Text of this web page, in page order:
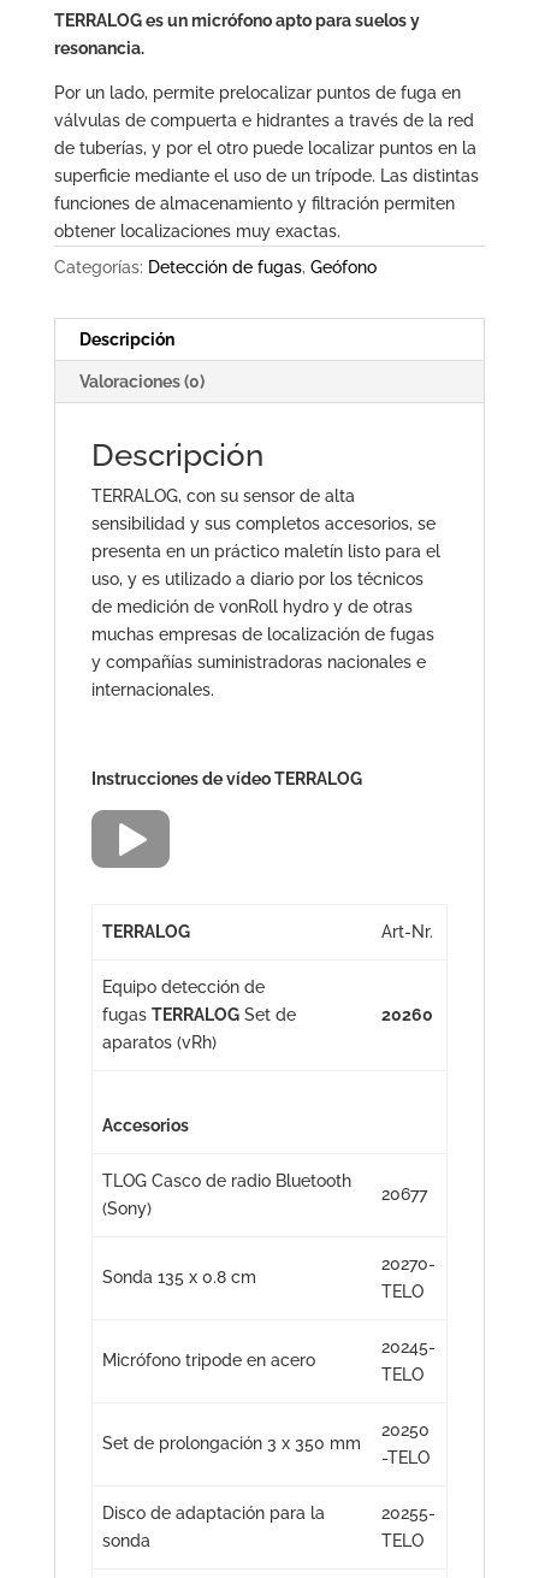
TERRALOG es un micrófono apto para suelos y
resonancia.
Por un lado, permite prelocalizar puntos de fuga en
válvulas de compuerta e hidrantes a través de la red
de tuberías, y por el otro puede localizar puntos en la
superficie mediante el uso de un trípode. Las distintas
funciones de almacenamiento y filtración permiten
obtener localizaciones muy exactas.
Categorías: Detección de fugas, Geófono
Descripción
Valoraciones (0)
Descripción
TERRALOG, con su sensor de alta
sensibilidad y sus completos accesorios, se
presenta en un práctico maletín listo para el
uso, y es utilizado a diario por los técnicos
de medición de vonRoll hydro y de otras
muchas empresas de localización de fugas
y compañías suministradoras nacionales e
internacionales.
Instrucciones de vídeo TERRALOG
TERRALOG Art-Nr.
Equipo detección de
fugas TERRALOG Set de
aparatos (vRh)
20260
Accesorios
TLOG Casco de radio Bluetooth
(Sony)
20677
Sonda 135 x 0.8 cm
20270-
TELO
Micrófono tripode en acero
20245-
TELO
Set de prolongación 3 x 350 mm
20250
-TELO
Disco de adaptación para la
sonda
20255-
TELO